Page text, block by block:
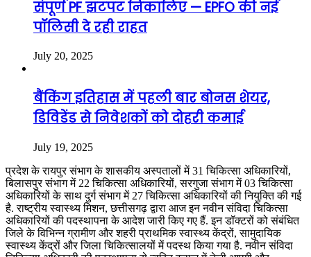
संपूर्ण PF झटपट निकालिए — EPFO की नई
पॉलिसी दे रही राहत
July 20, 2025
बैंकिंग इतिहास में पहली बार बोनस शेयर,
डिविडेंड से निवेशकों को दोहरी कमाई
July 19, 2025
प्रदेश के रायपुर संभाग के शासकीय अस्पतालों में 31 चिकित्सा अधिकारियों,
बिलासपुर संभाग में 22 चिकित्सा अधिकारियों, सरगुजा संभाग में 03 चिकित्सा
अधिकारियों के साथ दुर्ग संभाग में 27 चिकित्सा अधिकारियों की नियुक्ति की गई
है. राष्ट्रीय स्वास्थ्य मिशन, छत्तीसगढ़ द्वारा आज इन नवीन संविदा चिकित्सा
अधिकारियों की पदस्थापना के आदेश जारी किए गए हैं. इन डॉक्टरों को संबंधित
जिले के विभिन्न ग्रामीण और शहरी प्राथमिक स्वास्थ्य केंद्रों, सामुदायिक
स्वास्थ्य केंद्रों और जिला चिकित्सालयों में पदस्थ किया गया है. नवीन संविदा